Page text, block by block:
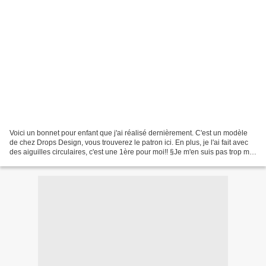
Voici un bonnet pour enfant que j'ai réalisé dernièrement. C'est un modèle
de chez Drops Design, vous trouverez le patron ici. En plus, je l'ai fait avec
des aiguilles circulaires, c'est une 1ère pour moi!! §Je m'en suis pas trop mal